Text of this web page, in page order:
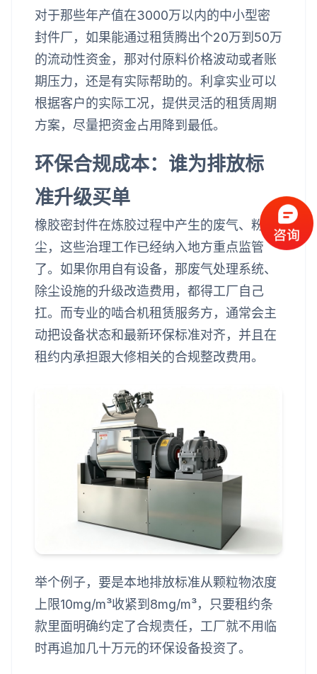
对于那些年产值在3000万以内的中小型密
封件厂，如果能通过租赁腾出个20万到50万
的流动性资金，那对付原料价格波动或者账
期压力，还是有实际帮助的。利拿实业可以
根据客户的实际工况，提供灵活的租赁周期
方案，尽量把资金占用降到最低。
环保合规成本：谁为排放标
准升级买单
橡胶密封件在炼胶过程中产生的废气、粉
尘，这些治理工作已经纳入地方重点监管
了。如果你用自有设备，那废气处理系统、
除尘设施的升级改造费用，都得工厂自己
扛。而专业的啮合机租赁服务方，通常会主
动把设备状态和最新环保标准对齐，并且在
租约内承担跟大修相关的合规整改费用。
举个例子，要是本地排放标准从颗粒物浓度
上限10mg/m³收紧到8mg/m³，只要租约条
款里面明确约定了合规责任，工厂就不用临
时再追加几十万元的环保设备投资了。